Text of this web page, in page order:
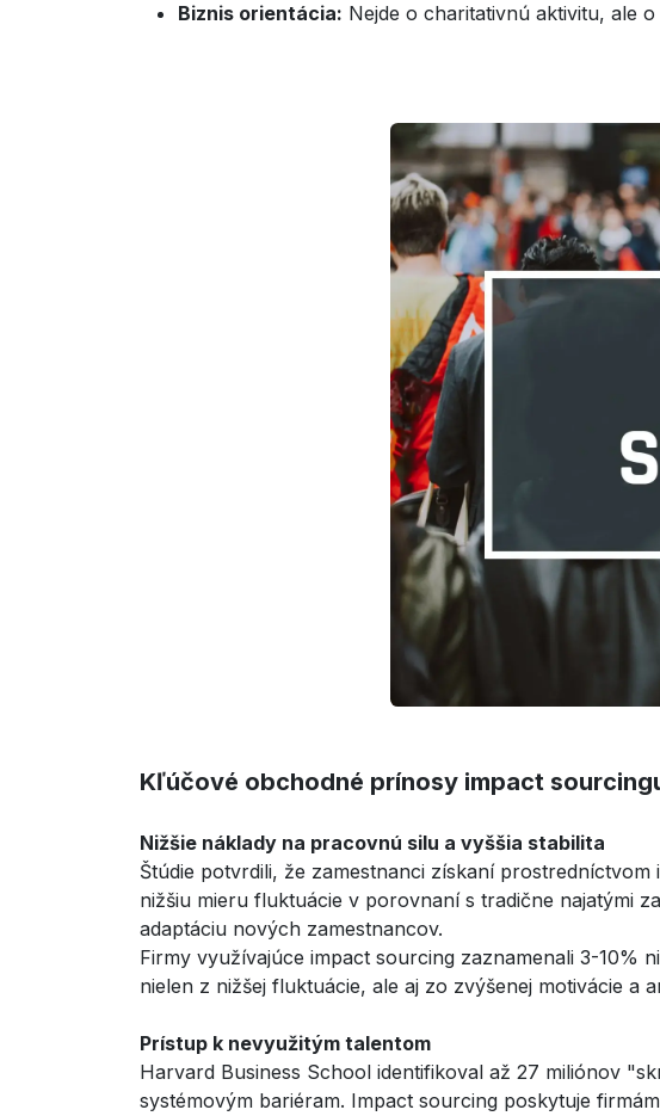
Biznis orientácia: Nejde o charitativnú aktivitu, ale
Kľúčové obchodné prínosy impact
Nižšie náklady na pracovnú silu a vyššia stabilita
Štúdie potvrdili, že zamestnanci získaní
nižšiu mieru fluktuácie v porovnaní s tradične najatými
adaptáciu nových zamestnancov.
Firmy využívajúce impact sourcing zaznamenali 3-10%
nielen z nižšej fluktuácie, ale aj zo zvýšenej motivácie a
Prístup k nevyužitým talentom
Harvard Business School identifikoval až 27 miliónov
systémovým bariéram. Impact sourcing poskytuje